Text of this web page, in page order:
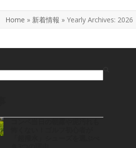
Home » 新着情報 » Yearly Archives: 2026